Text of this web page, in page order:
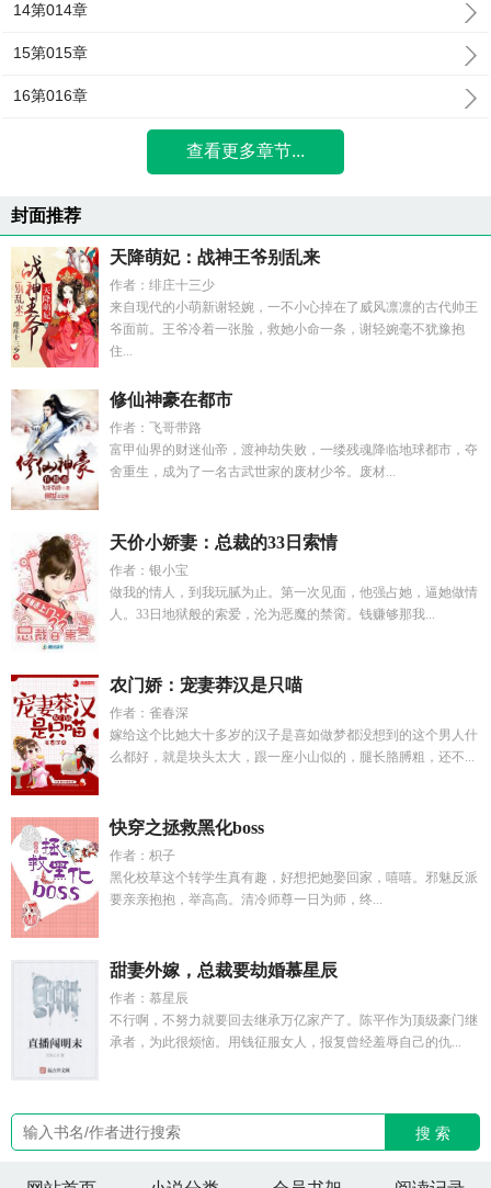
14第014章
15第015章
16第016章
查看更多章节...
封面推荐
天降萌妃：战神王爷别乱来
作者：绯庄十三少
来自现代的小萌新谢轻婉，一不小心掉在了威风凛凛的古代帅王
爷面前。王爷冷着一张脸，救她小命一条，谢轻婉毫不犹豫抱
住...
修仙神豪在都市
作者：飞哥带路
富甲仙界的财迷仙帝，渡神劫失败，一缕残魂降临地球都市，夺
舍重生，成为了一名古武世家的废材少爷。废材...
天价小娇妻：总裁的33日索情
作者：银小宝
做我的情人，到我玩腻为止。第一次见面，他强占她，逼她做情
人。33日地狱般的索爱，沦为恶魔的禁脔。钱赚够那我...
农门娇：宠妻莽汉是只喵
作者：雀春深
嫁给这个比她大十多岁的汉子是喜如做梦都没想到的这个男人什
么都好，就是块头太大，跟一座小山似的，腿长胳膊粗，还不...
快穿之拯救黑化boss
作者：枳子
黑化校草这个转学生真有趣，好想把她娶回家，嘻嘻。邪魅反派
要亲亲抱抱，举高高。清冷师尊一日为师，终...
甜妻外嫁，总裁要劫婚慕星辰
作者：慕星辰
不行啊，不努力就要回去继承万亿家产了。陈平作为顶级豪门继
承者，为此很烦恼。用钱征服女人，报复曾经羞辱自己的仇...
搜 索